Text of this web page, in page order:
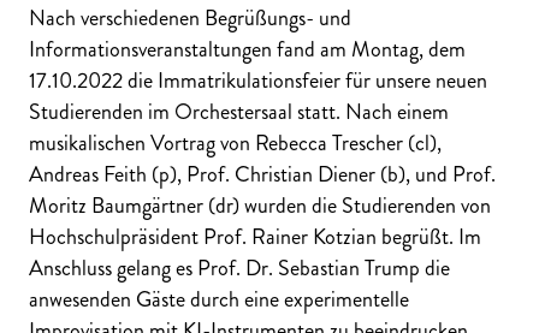
Nach verschiedenen Begrüßungs- und
Informationsveranstaltungen fand am Montag, dem
17.10.2022 die Immatrikulationsfeier für unsere neuen
Studierenden im Orchestersaal statt. Nach einem
musikalischen Vortrag von Rebecca Trescher (cl),
Andreas Feith (p), Prof. Christian Diener (b), und Prof.
Moritz Baumgärtner (dr) wurden die Studierenden von
Hochschulpräsident Prof. Rainer Kotzian begrüßt. Im
Anschluss gelang es Prof. Dr. Sebastian Trump die
anwesenden Gäste durch eine experimentelle